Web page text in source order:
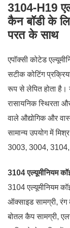
3104-H19
कैन बॉडी के
परत के साथ
एपॉक्सी कोटेड
सटीक कोटिंग
रूप से लेपित होता है।
रासायनिक स्थिरता
वाले औद्योगिक और
सामान्य उपयोग में
3003, 3004,
3104 एल्यूमीनियम
3104 एल्यूमीनियम
ऑक्साइड सामग्री,
बोतल कैप सामग्री,